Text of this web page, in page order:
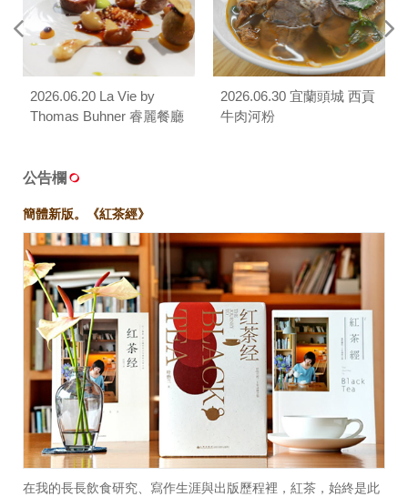
2026.06.20 La Vie by
Thomas Buhner 睿麗餐廳
2026.06.30 宜蘭頭城 西貢
牛肉河粉
公告欄
簡體新版。《紅茶經》
在我的長長飲食研究、寫作生涯與出版歷程裡，紅茶，始終是此